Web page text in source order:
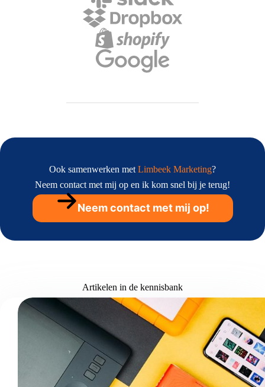
Ook samenwerken met Limbeek Marketing?
Neem contact met mij op en ik kom snel bij je terug!
Neem contact met mij op!
Artikelen in de kennisbank